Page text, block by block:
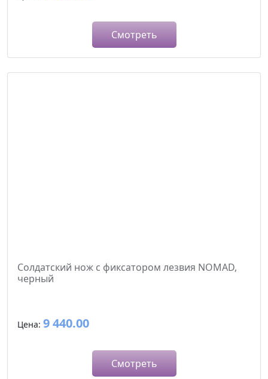
Смотреть
Солдатский нож с фиксатором лезвия NOMAD,
черный
Цена: 9 440.00
Смотреть